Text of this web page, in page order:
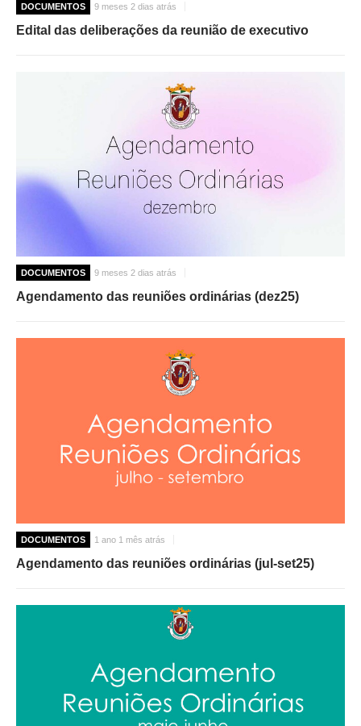
DOCUMENTOS 9 meses 2 dias atrás
Edital das deliberações da reunião de executivo
DOCUMENTOS 9 meses 2 dias atrás
Agendamento das reuniões ordinárias (dez25)
DOCUMENTOS 1 ano 1 mês atrás
Agendamento das reuniões ordinárias (jul-set25)